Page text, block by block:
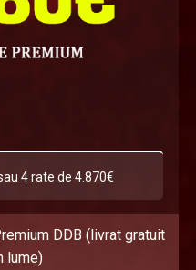
4 rate de 4.870€
DDB (livrat gratuit
lume)